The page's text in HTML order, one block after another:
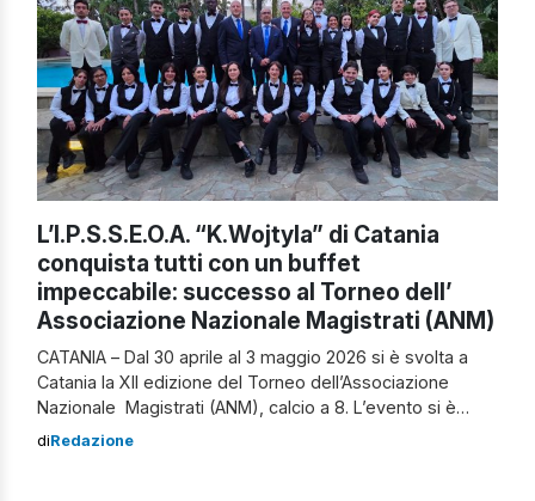
L’I.P.S.S.E.O.A. “K.Wojtyla” di Catania
conquista tutti con un buffet
impeccabile: successo al Torneo dell’
Associazione Nazionale Magistrati (ANM)
CATANIA – Dal 30 aprile al 3 maggio 2026 si è svolta a
Catania la XII edizione del Torneo dell’Associazione
Nazionale Magistrati (ANM), calcio a 8. L’evento si è
svolto all’interno dell’Etna Padel a San Giovanni la Punta
diRedazione